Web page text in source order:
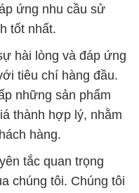
ứng nhu cầu sử
tốt nhất.
hài lòng và đáp ứng
tiêu chí hàng đầu.
những sản phẩm
thành hợp lý, nhằm
hàng.
tắc quan trọng
chúng tôi. Chúng tôi